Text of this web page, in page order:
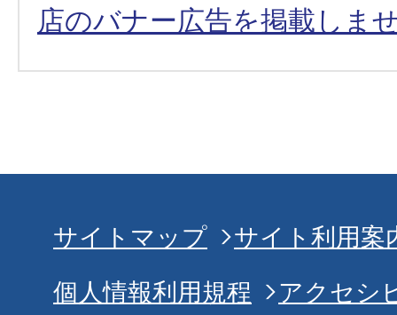
店のバナー広告を掲載しま
サイトマップ
サイト利用案
個人情報利用規程
アクセシ